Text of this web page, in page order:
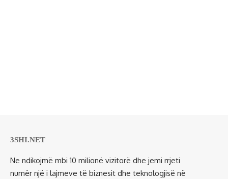
3SHI.NET
Ne ndikojmë mbi 10 milionë vizitorë dhe jemi rrjeti
numër një i lajmeve të biznesit dhe teknologjisë në